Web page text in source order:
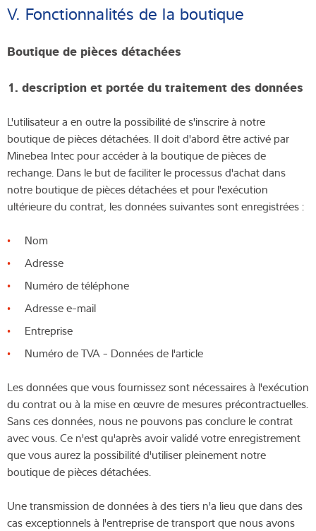
V. Fonctionnalités de la boutique
Boutique de pièces détachées
1. description et portée du traitement des données
L'utilisateur a en outre la possibilité de s'inscrire à notre
boutique de pièces détachées. Il doit d'abord être activé par
Minebea Intec pour accéder à la boutique de pièces de
rechange. Dans le but de faciliter le processus d'achat dans
notre boutique de pièces détachées et pour l'exécution
ultérieure du contrat, les données suivantes sont enregistrées :
Nom
Adresse
Numéro de téléphone
Adresse e-mail
Entreprise
Numéro de TVA - Données de l'article
Les données que vous fournissez sont nécessaires à l'exécution
du contrat ou à la mise en œuvre de mesures précontractuelles.
Sans ces données, nous ne pouvons pas conclure le contrat
avec vous. Ce n'est qu'après avoir validé votre enregistrement
que vous aurez la possibilité d'utiliser pleinement notre
boutique de pièces détachées.
Une transmission de données à des tiers n'a lieu que dans des
cas exceptionnels à l'entreprise de transport que nous avons